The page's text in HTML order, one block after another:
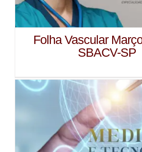
Folha Vascular
SBACV-SP